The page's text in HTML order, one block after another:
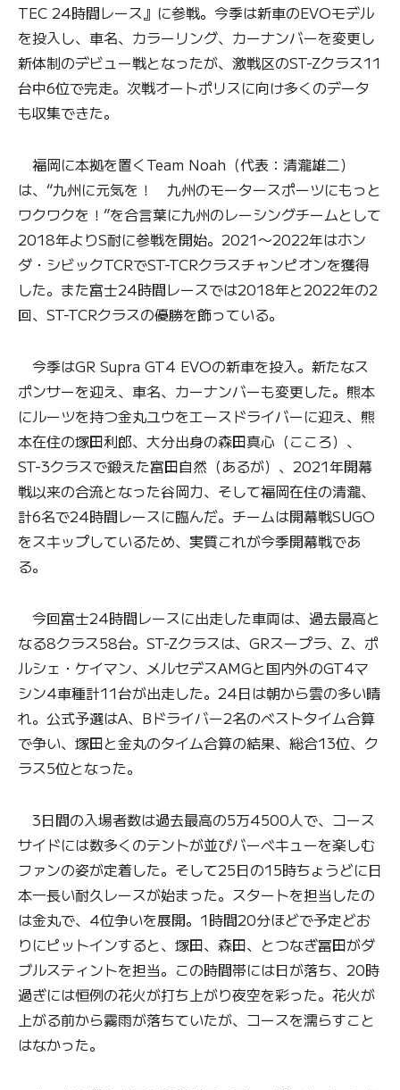
TEC 24時間レース』に参戦。今季は新車のEVOモデル
を投入し、車名、カラーリング、カーナンバーを変更し
新体制のデビュー戦となったが、激戦区のST-Zクラス11
台中6位で完走。次戦オートポリスに向け多くのデータ
も収集できた。
福岡に本拠を置くTeam Noah（代表：清瀧雄二）
は、“九州に元気を！ 九州のモータースポーツにもっと
ワクワクを！”を合言葉に九州のレーシングチームとして
2018年よりS耐に参戦を開始。2021〜2022年はホン
ダ・シビックTCRでST-TCRクラスチャンピオンを獲得
した。また富士24時間レースでは2018年と2022年の2
回、ST-TCRクラスの優勝を飾っている。
今季はGR Supra GT4 EVOの新車を投入。新たなス
ポンサーを迎え、車名、カーナンバーも変更した。熊本
にルーツを持つ金丸ユウをエースドライバーに迎え、熊
本在住の塚田利郎、大分出身の森田真心（こころ）、
ST-3クラスで鍛えた富田自然（あるが）、2021年開幕
戦以来の合流となった谷岡力、そして福岡在住の清瀧、
計6名で24時間レースに臨んだ。チームは開幕戦SUGO
をスキップしているため、実質これが今季開幕戦であ
る。
今回富士24時間レースに出走した車両は、過去最高と
なる8クラス58台。ST-Zクラスは、GRスープラ、Z、ポ
ルシェ・ケイマン、メルセデスAMGと国内外のGT4マ
シン4車種計11台が出走した。24日は朝から雲の多い晴
れ。公式予選はA、Bドライバー2名のベストタイム合算
で争い、塚田と金丸のタイム合算の結果、総合13位、ク
ラス5位となった。
3日間の入場者数は過去最高の5万4500人で、コース
サイドには数多くのテントが並びバーベキューを楽しむ
ファンの姿が定着した。そして25日の15時ちょうどに日
本一長い耐久レースが始まった。スタートを担当したの
は金丸で、4位争いを展開。1時間20分ほどで予定どお
りにピットインすると、塚田、森田、とつなぎ冨田がダ
ブルスティントを担当。この時間帯には日が落ち、20時
過ぎには恒例の花火が打ち上がり夜空を彩った。花火が
上がる前から霧雨が落ちていたが、コースを濡らすこと
はなかった。